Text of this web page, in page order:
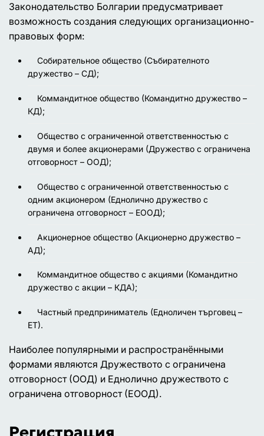
Законодательство Болгарии предусматривает
возможность создания следующих организационно-
правовых форм:
Собирательное общество (Събирателното
дружество – СД);
Коммандитное общество (Командитно дружество –
КД);
Общество с ограниченной ответственностью с
двумя и более акционерами (Дружество с ограничена
отговорност – ООД);
Общество с ограниченной ответственностью с
одним акционером (Еднолично дружество с
ограничена отговорност – ЕООД);
Акционерное общество (Акционерно дружество –
АД);
Коммандитное общество с акциями (Командитно
дружество с акции – КДА);
Частный предприниматель (Едноличен търговец –
ЕТ).
Наиболее популярными и распространёнными
формами являются Дружеството с ограничена
oтговорност (ООД) и Еднолично дружеството с
ограничена отговорност (ЕООД).